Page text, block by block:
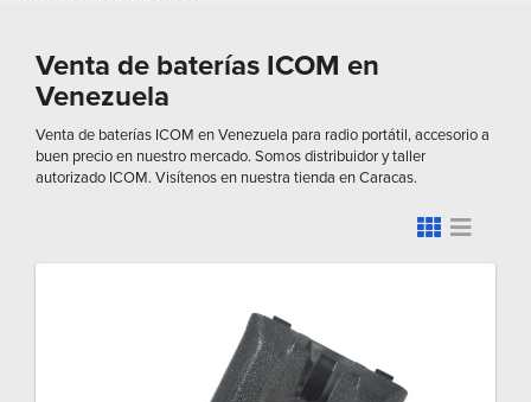
Venta de baterías ICOM en
Venezuela
Venta de baterías ICOM en Venezuela para radio portátil, accesorio a
buen precio en nuestro mercado. Somos distribuidor y taller
autorizado ICOM. Visítenos en nuestra tienda en Caracas.